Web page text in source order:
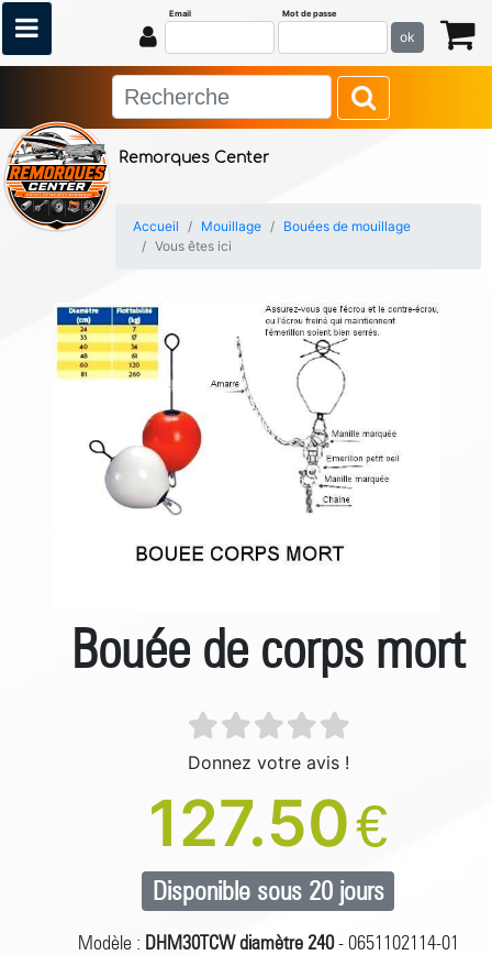
Remorques Center
Email Mot de passe
ok
Accueil Mouillage
Bouées de mouillage
Vous êtes ici
Bouée de corps mort
Donnez votre avis !
127.50€
Disponible sous 20 jours
Modèle : DHM30TCW diamètre 240- 0651102114-01